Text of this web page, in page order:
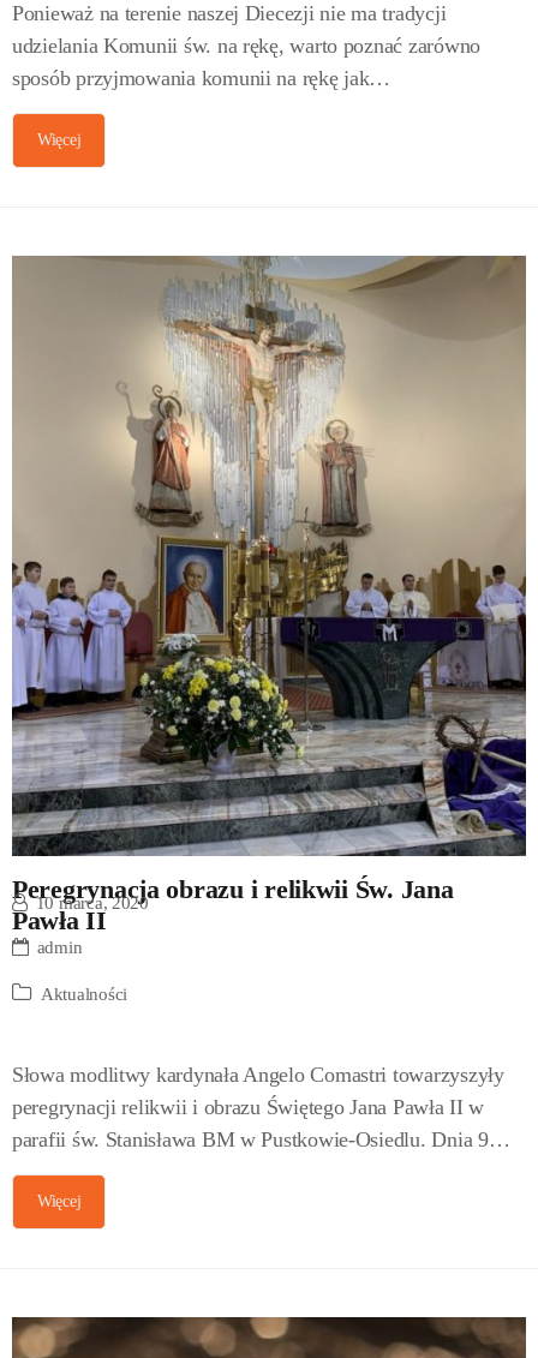
Ponieważ na terenie naszej Diecezji nie ma tradycji
udzielania Komunii św. na rękę, warto poznać zarówno
sposób przyjmowania komunii na rękę jak…
Więcej
Peregrynacja obrazu i relikwii Św. Jana
Pawła II
10 marca, 2020
admin
Aktualności
Słowa modlitwy kardynała Angelo Comastri towarzyszyły
peregrynacji relikwii i obrazu Świętego Jana Pawła II w
parafii św. Stanisława BM w Pustkowie-Osiedlu. Dnia 9…
Więcej